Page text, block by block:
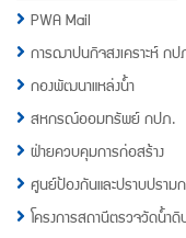
PWA Mail
การฌาปนกิจสงเคราะห์ ก
กองพัฒนาแหล่งน้ำ
สหกรณ์ออมทรัพย์ กปภ.
ฝ่ายควบคุมการก่อสร้าง
ศูนย์ป้องกันและปราบปรา
โครงการสถานีตรวจวัดน้ำ